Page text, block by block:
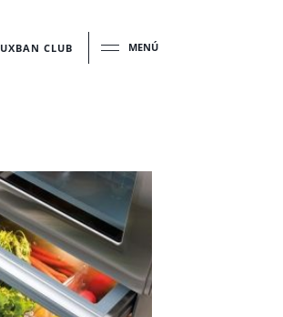
UXBAN CLUB MENÚ